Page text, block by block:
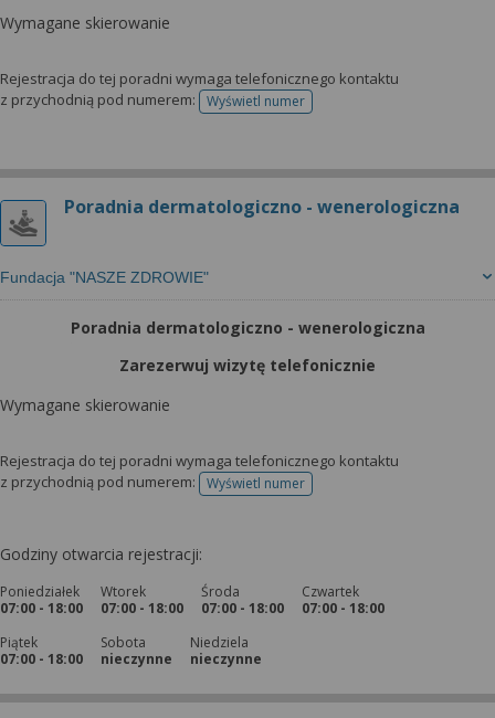
Wymagane skierowanie
Rejestracja do tej poradni wymaga telefonicznego kontaktu
z przychodnią pod numerem:
Wyświetl numertelefonu do rejestracji
Poradnia dermatologiczno - wenerologiczna
Fundacja "NASZE ZDROWIE"
Poradnia dermatologiczno - wenerologiczna
Zarezerwuj wizytę telefonicznie
Wymagane skierowanie
Rejestracja do tej poradni wymaga telefonicznego kontaktu
z przychodnią pod numerem:
Wyświetl numertelefonu do rejestracji
Godziny otwarcia rejestracji:
Poniedziałek
07:00 - 18:00
Wtorek
07:00 - 18:00
Środa
07:00 - 18:00
Czwartek
07:00 - 18:00
Piątek
07:00 - 18:00
Sobota
nieczynne
Niedziela
nieczynne